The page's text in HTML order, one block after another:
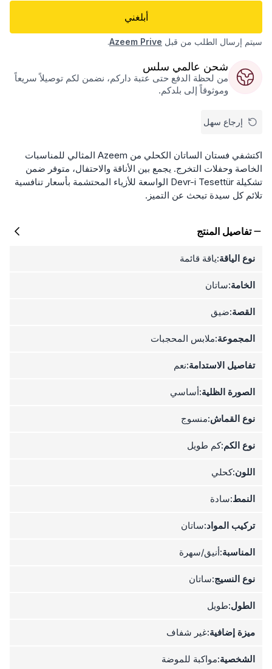
أبلغني
سيتم إرسال الطلب من قبل Azeem Prive
.
شحن عالمي سلس
من لحظة الدفع حتى عتبة داركم، نضمن لكم توصيلاً سريعاً
وموثوقاً إلى بلدكم.
إرجاع سهل
اكتشفي فستان الساتان الكحلي من Azeem المثالي للمناسبات
الخاصة وحفلات التخرج. يجمع بين الأناقة والاحتفال، متوفر ضمن
تشكيلة Devr-i Tesettür الواسعة للأزياء المحتشمة بأسعار تنافسية
تلائم كل سيدة تبحث عن التميز.
تفاصيل المنتج
نوع الياقة:ياقة قائمة
الخامة:ساتان
القصة:ضيق
المجموعة:ملابس المحجبات
تفاصيل الاستدامة:نعم
الصورة الظلية:أساسي
نوع القماش:منسوج
نوع الكم:كم طويل
اللون:كحلي
النمط:سادة
تركيب المواد:ساتان
المناسبة:أنيق/سهرة
نوع النسيج:ساتان
الطول:طويل
ميزة إضافية:غير شفاف
الشخصية:مواكبة للموضة